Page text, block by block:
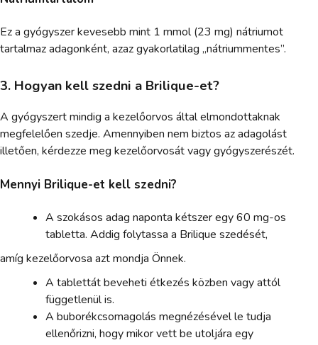
Ez a gyógyszer kevesebb mint 1 mmol (23 mg) nátriumot
tartalmaz adagonként, azaz gyakorlatilag „nátriummentes”.
3. Hogyan kell szedni a Brilique-et?
A gyógyszert mindig a kezelőorvos által elmondottaknak
megfelelően szedje. Amennyiben nem biztos az adagolást
illetően, kérdezze meg kezelőorvosát vagy gyógyszerészét.
Mennyi Brilique-et kell szedni?
A szokásos adag naponta kétszer egy 60 mg-os
tabletta. Addig folytassa a Brilique szedését,
amíg kezelőorvosa azt mondja Önnek.
A tablettát beveheti étkezés közben vagy attól
függetlenül is.
A buborékcsomagolás megnézésével le tudja
ellenőrizni, hogy mikor vett be utoljára egy